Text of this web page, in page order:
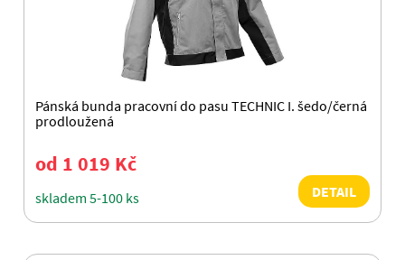
Pánská bunda pracovní do pasu TECHNIC I. šedo/černá
prodloužená
od 1 019 Kč
skladem 5-100 ks DETAIL